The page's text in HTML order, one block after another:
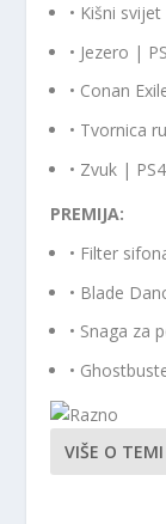
• Kišni
• Jezero |
• Conan
• Tvornica
• Zvuk |
PREMIJA:
• Filter
• Blade
• Snaga za
•
VIŠE O TEMI